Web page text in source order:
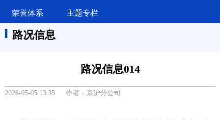
荣誉体系 主题专栏
路况信息
路况信息014
2026-05-05 13:35 作者：京沪分公司